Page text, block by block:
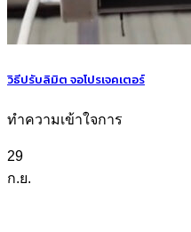
วิธีปรับลิมิต จอโปรเจคเตอร์
ทำความเข้าใจการ
29
ก.ย.